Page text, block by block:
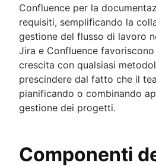
Confluence per la
requisiti, semplificando la
gestione del flusso di lavoro
Jira e Confluence
crescita con qualsiasi
prescindere dal fatto che il
pianificando o combinando
gestione dei progetti.
Componenti